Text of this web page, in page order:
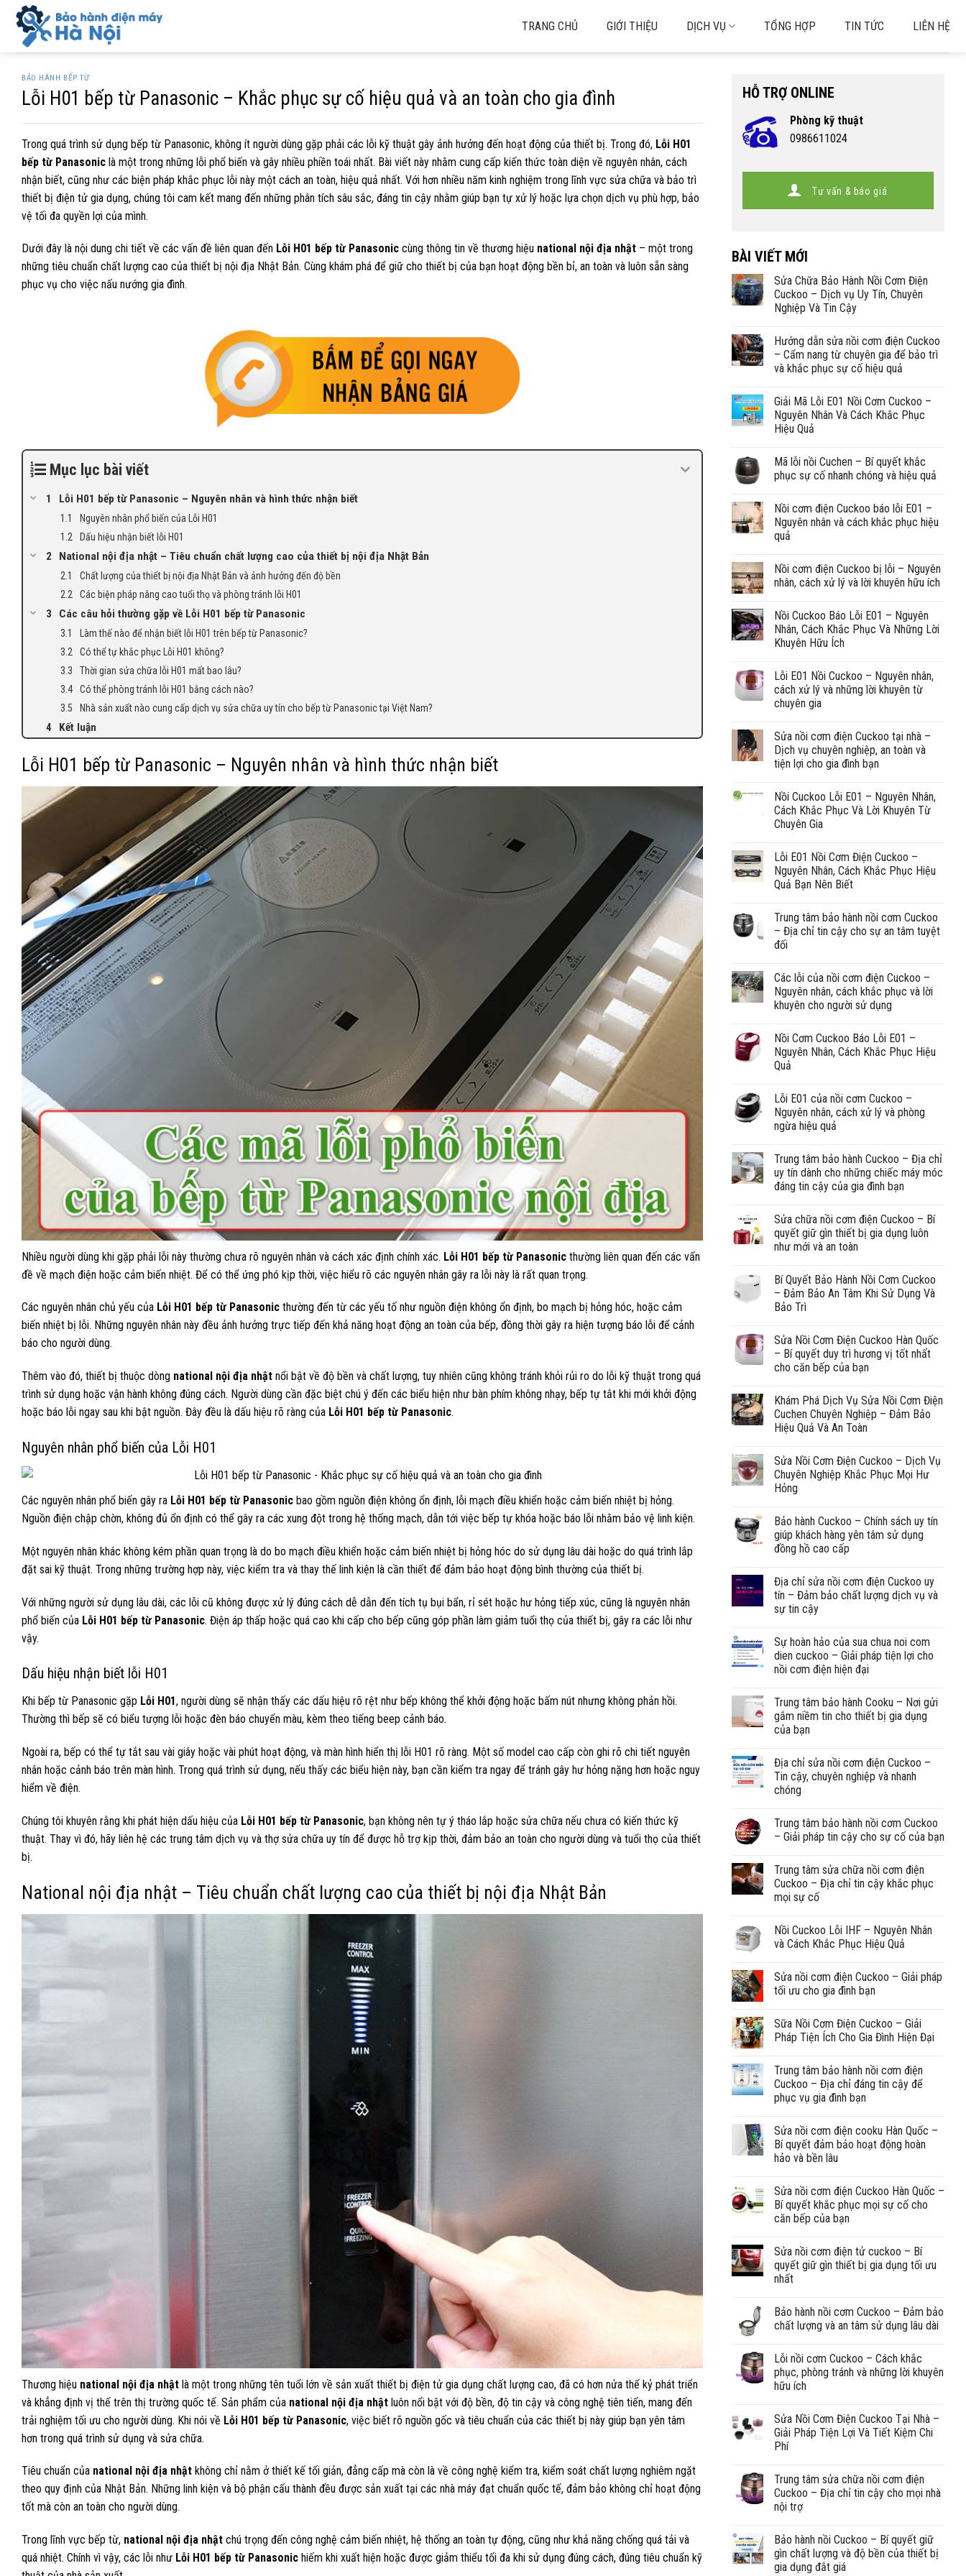
Skip
content
TRANG CHỦ GIỚI THIỆU DỊCH VỤ TỔNG HỢP TIN TỨC LIÊN HỆ
BẢO HÀNH BẾP TỪ
Lỗi H01 bếp từ Panasonic – Khắc phục sự cố hiệu quả và an toàn cho gia đình
Trong quá trình sử dụng bếp từ Panasonic, không ít người dùng gặp phải các lỗi kỹ thuật gây ảnh hưởng đến hoạt động của thiết bị. Trong đó, Lỗi H01
bếp từ Panasonic là một trong những lỗi phổ biến và gây nhiều phiền toái nhất. Bài viết này nhằm cung cấp kiến thức toàn diện về nguyên nhân, cách
nhận biết, cũng như các biện pháp khắc phục lỗi này một cách an toàn, hiệu quả nhất. Với hơn nhiều năm kinh nghiệm trong lĩnh vực sửa chữa và bảo trì
thiết bị điện tử gia dụng, chúng tôi cam kết mang đến những phân tích sâu sắc, đáng tin cậy nhằm giúp bạn tự xử lý hoặc lựa chọn dịch vụ phù hợp, bảo
vệ tối đa quyền lợi của mình.
Dưới đây là nội dung chi tiết về các vấn đề liên quan đến Lỗi H01 bếp từ Panasonic cùng thông tin về thương hiệu national nội địa nhật – một trong
những tiêu chuẩn chất lượng cao của thiết bị nội địa Nhật Bản. Cùng khám phá để giữ cho thiết bị của bạn hoạt động bền bỉ, an toàn và luôn sẵn sàng
phục vụ cho việc nấu nướng gia đình.
Mục lục bài viết
Lỗi H01 bếp từ Panasonic – Nguyên nhân và hình thức nhận biết
Nguyên nhân phổ biến của Lỗi H01
Dấu hiệu nhận biết lỗi H01
National nội địa nhật – Tiêu chuẩn chất lượng cao của thiết bị nội địa Nhật Bản
Chất lượng của thiết bị nội địa Nhật Bản và ảnh hưởng đến độ bền
Các biện pháp nâng cao tuổi thọ và phòng tránh lỗi H01
Các câu hỏi thường gặp về Lỗi H01 bếp từ Panasonic
Làm thế nào để nhận biết lỗi H01 trên bếp từ Panasonic?
Có thể tự khắc phục Lỗi H01 không?
Thời gian sửa chữa lỗi H01 mất bao lâu?
Có thể phòng tránh lỗi H01 bằng cách nào?
Nhà sản xuất nào cung cấp dịch vụ sửa chữa uy tín cho bếp từ Panasonic tại Việt Nam?
Kết luận
Lỗi H01 bếp từ Panasonic – Nguyên nhân và hình thức nhận biết
Nhiều người dùng khi gặp phải lỗi này thường chưa rõ nguyên nhân và cách xác định chính xác. Lỗi H01 bếp từ Panasonic thường liên quan đến các vấn
đề về mạch điện hoặc cảm biến nhiệt. Để có thể ứng phó kịp thời, việc hiểu rõ các nguyên nhân gây ra lỗi này là rất quan trọng.
Các nguyên nhân chủ yếu của Lỗi H01 bếp từ Panasonic thường đến từ các yếu tố như nguồn điện không ổn định, bo mạch bị hỏng hóc, hoặc cảm
biến nhiệt bị lỗi. Những nguyên nhân này đều ảnh hưởng trực tiếp đến khả năng hoạt động an toàn của bếp, đồng thời gây ra hiện tượng báo lỗi để cảnh
báo cho người dùng.
Thêm vào đó, thiết bị thuộc dòng national nội địa nhật nổi bật về độ bền và chất lượng, tuy nhiên cũng không tránh khỏi rủi ro do lỗi kỹ thuật trong quá
trình sử dụng hoặc vận hành không đúng cách. Người dùng cần đặc biệt chú ý đến các biểu hiện như bàn phím không nhạy, bếp tự tắt khi mới khởi động
hoặc báo lỗi ngay sau khi bật nguồn. Đây đều là dấu hiệu rõ ràng của Lỗi H01 bếp từ Panasonic.
Nguyên nhân phổ biến của Lỗi H01
Các nguyên nhân phổ biến gây ra Lỗi H01 bếp từ Panasonic bao gồm nguồn điện không ổn định, lỗi mạch điều khiển hoặc cảm biến nhiệt bị hỏng.
Nguồn điện chập chờn, không đủ ổn định có thể gây ra các xung đột trong hệ thống mạch, dẫn tới việc bếp tự khóa hoặc báo lỗi nhằm bảo vệ linh kiện.
Một nguyên nhân khác không kém phần quan trọng là do bo mạch điều khiển hoặc cảm biến nhiệt bị hỏng hóc do sử dụng lâu dài hoặc do quá trình lắp
đặt sai kỹ thuật. Trong những trường hợp này, việc kiểm tra và thay thế linh kiện là cần thiết để đảm bảo hoạt động bình thường của thiết bị.
Với những người sử dụng lâu dài, các lỗi cũ không được xử lý đúng cách dễ dẫn đến tích tụ bụi bẩn, rỉ sét hoặc hư hỏng tiếp xúc, cũng là nguyên nhân
phổ biến của Lỗi H01 bếp từ Panasonic. Điện áp thấp hoặc quá cao khi cấp cho bếp cũng góp phần làm giảm tuổi thọ của thiết bị, gây ra các lỗi như
vậy.
Dấu hiệu nhận biết lỗi H01
Khi bếp từ Panasonic gặp Lỗi H01, người dùng sẽ nhận thấy các dấu hiệu rõ rệt như bếp không thể khởi động hoặc bấm nút nhưng không phản hồi.
Thường thì bếp sẽ có biểu tượng lỗi hoặc đèn báo chuyển màu, kèm theo tiếng beep cảnh báo.
Ngoài ra, bếp có thể tự tắt sau vài giây hoặc vài phút hoạt động, và màn hình hiển thị lỗi H01 rõ ràng. Một số model cao cấp còn ghi rõ chi tiết nguyên
nhân hoặc cảnh báo trên màn hình. Trong quá trình sử dụng, nếu thấy các biểu hiện này, bạn cần kiểm tra ngay để tránh gây hư hỏng nặng hơn hoặc nguy
hiểm về điện.
Chúng tôi khuyên rằng khi phát hiện dấu hiệu của Lỗi H01 bếp từ Panasonic, bạn không nên tự ý tháo lắp hoặc sửa chữa nếu chưa có kiến thức kỹ
thuật. Thay vì đó, hãy liên hệ các trung tâm dịch vụ và thợ sửa chữa uy tín để được hỗ trợ kịp thời, đảm bảo an toàn cho người dùng và tuổi thọ của thiết
bị.
National nội địa nhật – Tiêu chuẩn chất lượng cao của thiết bị nội địa Nhật Bản
Thương hiệu national nội địa nhật là một trong những tên tuổi lớn về sản xuất thiết bị điện tử gia dụng chất lượng cao, đã có hơn nửa thế kỷ phát triển
và khẳng định vị thế trên thị trường quốc tế. Sản phẩm của national nội địa nhật luôn nổi bật với độ bền, độ tin cậy và công nghệ tiên tiến, mang đến
trải nghiệm tối ưu cho người dùng. Khi nói về Lỗi H01 bếp từ Panasonic, việc biết rõ nguồn gốc và tiêu chuẩn của các thiết bị này giúp bạn yên tâm
hơn trong quá trình sử dụng và sửa chữa.
Tiêu chuẩn của national nội địa nhật không chỉ nằm ở thiết kế tối giản, đẳng cấp mà còn là về công nghệ kiểm tra, kiểm soát chất lượng nghiêm ngặt
theo quy định của Nhật Bản. Những linh kiện và bộ phận cấu thành đều được sản xuất tại các nhà máy đạt chuẩn quốc tế, đảm bảo không chỉ hoạt động
tốt mà còn an toàn cho người dùng.
Trong lĩnh vực bếp từ, national nội địa nhật chú trọng đến công nghệ cảm biến nhiệt, hệ thống an toàn tự động, cũng như khả năng chống quá tải và
quá nhiệt. Chính vì vậy, các lỗi như Lỗi H01 bếp từ Panasonic hiếm khi xuất hiện hoặc được giảm thiểu tối đa khi sử dụng đúng cách, đúng tiêu chuẩn kỹ
HỖ TRỢ ONLINE
Phòng kỹ thuật
0986611024
Tư vấn & báo giá
BÀI VIẾT MỚI
Sửa Chữa Bảo Hành Nồi Cơm Điện
Cuckoo – Dịch vụ Uy Tín, Chuyên
Nghiệp Và Tin Cậy
Hướng dẫn sửa nồi cơm điện Cuckoo
– Cẩm nang từ chuyên gia để bảo trì
và khắc phục sự cố hiệu quả
Giải Mã Lỗi E01 Nồi Cơm Cuckoo –
Nguyên Nhân Và Cách Khắc Phục
Hiệu Quả
Mã lỗi nồi Cuchen – Bí quyết khắc
phục sự cố nhanh chóng và hiệu quả
Nồi cơm điện Cuckoo báo lỗi E01 –
Nguyên nhân và cách khắc phục hiệu
quả
Nồi cơm điện Cuckoo bị lỗi – Nguyên
nhân, cách xử lý và lời khuyên hữu ích
Nồi Cuckoo Báo Lỗi E01 – Nguyên
Nhân, Cách Khắc Phục Và Những Lời
Khuyên Hữu Ích
Lỗi E01 Nồi Cuckoo – Nguyên nhân,
cách xử lý và những lời khuyên từ
chuyên gia
Sửa nồi cơm điện Cuckoo tại nhà –
Dịch vụ chuyên nghiệp, an toàn và
tiện lợi cho gia đình bạn
Nồi Cuckoo Lỗi E01 – Nguyên Nhân,
Cách Khắc Phục Và Lời Khuyên Từ
Chuyên Gia
Lỗi E01 Nồi Cơm Điện Cuckoo –
Nguyên Nhân, Cách Khắc Phục Hiệu
Quả Bạn Nên Biết
Trung tâm bảo hành nồi cơm Cuckoo
– Địa chỉ tin cậy cho sự an tâm tuyệt
đối
Các lỗi của nồi cơm điện Cuckoo –
Nguyên nhân, cách khắc phục và lời
khuyên cho người sử dụng
Nồi Cơm Cuckoo Báo Lỗi E01 –
Nguyên Nhân, Cách Khắc Phục Hiệu
Quả
Lỗi E01 của nồi cơm Cuckoo –
Nguyên nhân, cách xử lý và phòng
ngừa hiệu quả
Trung tâm bảo hành Cuckoo – Địa chỉ
uy tín dành cho những chiếc máy móc
đáng tin cậy của gia đình bạn
Sửa chữa nồi cơm điện Cuckoo – Bí
quyết giữ gìn thiết bị gia dụng luôn
như mới và an toàn
Bí Quyết Bảo Hành Nồi Cơm Cuckoo
– Đảm Bảo An Tâm Khi Sử Dụng Và
Bảo Trì
Sửa Nồi Cơm Điện Cuckoo Hàn Quốc
– Bí quyết duy trì hương vị tốt nhất
cho căn bếp của bạn
Khám Phá Dịch Vụ Sửa Nồi Cơm Điện
Cuchen Chuyên Nghiệp – Đảm Bảo
Hiệu Quả Và An Toàn
Sửa Nồi Cơm Điện Cuckoo – Dịch Vụ
Chuyên Nghiệp Khắc Phục Mọi Hư
Hỏng
Bảo hành Cuckoo – Chính sách uy tín
giúp khách hàng yên tâm sử dụng
đồng hồ cao cấp
Địa chỉ sửa nồi cơm điện Cuckoo uy
tín – Đảm bảo chất lượng dịch vụ và
sự tin cậy
Sự hoàn hảo của sua chua noi com
dien cuckoo – Giải pháp tiện lợi cho
nồi cơm điện hiện đại
Trung tâm bảo hành Cooku – Nơi gửi
gắm niềm tin cho thiết bị gia dụng
của bạn
Địa chỉ sửa nồi cơm điện Cuckoo –
Tin cậy, chuyên nghiệp và nhanh
chóng
Trung tâm bảo hành nồi cơm Cuckoo
– Giải pháp tin cậy cho sự cố của bạn
Trung tâm sửa chữa nồi cơm điện
Cuckoo – Địa chỉ tin cậy khắc phục
mọi sự cố
Nồi Cuckoo Lỗi IHF – Nguyên Nhân
và Cách Khắc Phục Hiệu Quả
Sửa nồi cơm điện Cuckoo – Giải pháp
tối ưu cho gia đình bạn
Sữa Nồi Cơm Điện Cuckoo – Giải
Pháp Tiện Ích Cho Gia Đình Hiện Đại
Trung tâm bảo hành nồi cơm điện
Cuckoo – Địa chỉ đáng tin cậy để
phục vụ gia đình bạn
Sửa nồi cơm điện cooku Hàn Quốc –
Bí quyết đảm bảo hoạt động hoàn
hảo và bền lâu
Sửa nồi cơm điện Cuckoo Hàn Quốc –
Bí quyết khắc phục mọi sự cố cho
căn bếp của bạn
Sửa nồi cơm điện tử cuckoo – Bí
quyết giữ gìn thiết bị gia dụng tối ưu
nhất
Bảo hành nồi cơm Cuckoo – Đảm bảo
chất lượng và an tâm sử dụng lâu dài
Lỗi nồi cơm Cuckoo – Cách khắc
phục, phòng tránh và những lời khuyên
hữu ích
Sửa Nồi Cơm Điện Cuckoo Tại Nhà –
Giải Pháp Tiện Lợi Và Tiết Kiệm Chi
Phí
Trung tâm sửa chữa nồi cơm điện
Cuckoo – Địa chỉ tin cậy cho mọi nhà
nội trợ
Bảo hành nồi Cuckoo – Bí quyết giữ
gìn chất lượng và độ bền của thiết bị
gia dụng đắt giá